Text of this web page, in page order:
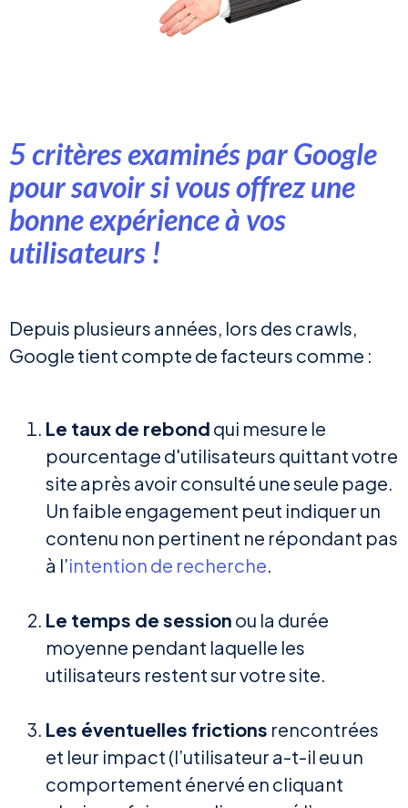
5 critères examinés par Google
pour savoir si vous offrez une
bonne expérience à vos
utilisateurs !
Depuis plusieurs années, lors des crawls,
Google tient compte de facteurs comme :
Le taux de rebond qui mesure le
pourcentage d'utilisateurs quittant votre
site après avoir consulté une seule page.
Un faible engagement peut indiquer un
contenu non pertinent ne répondant pas
à l’intention de recherche.
Le temps de session ou la durée
moyenne pendant laquelle les
utilisateurs restent sur votre site.
Les éventuelles frictions rencontrées
et leur impact (l’utilisateur a-t-il eu un
comportement énervé en cliquant